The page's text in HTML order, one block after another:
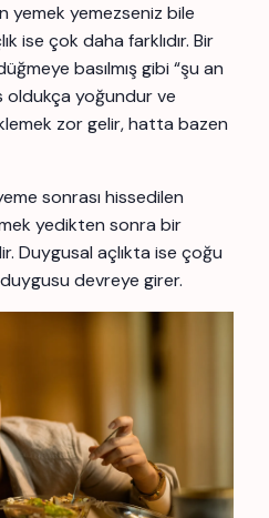
yemek yemezseniz bile
ise çok daha farklıdır. Bir
basılmış gibi “şu an
oldukça yoğundur ve
zor gelir, hatta bazen
sonrası hissedilen
yedikten sonra bir
Duygusal açlıkta ise çoğu
devreye girer.